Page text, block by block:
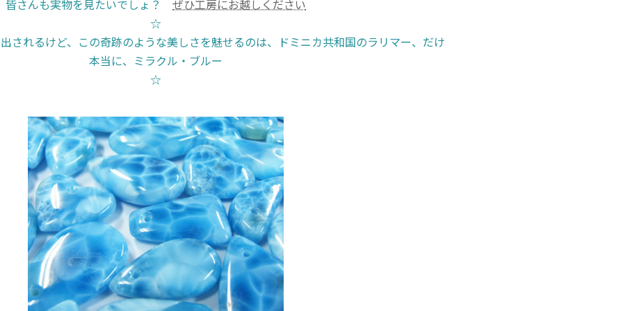
皆さんも実物を見たいでしょ？ ぜひ工房にお越しください
☆
されるけど、この奇跡のような美しさを魅せるのは、ドミニカ共和国のラリマー、だけ
本当に、ミラクル・ブルー
☆